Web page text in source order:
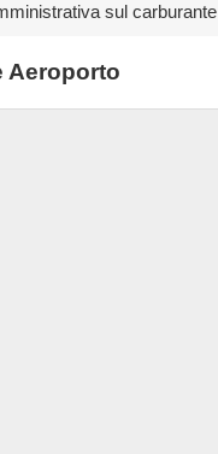
sul carburante
Aeroporto